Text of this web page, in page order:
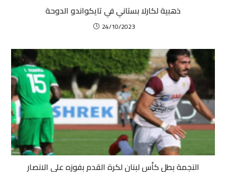
ذهبية لكارلا بستاني في تايكواندو الدوحة
24/10/2023
النجمة بطل كأس لبنان لكرة القدم بفوزه على الانصار